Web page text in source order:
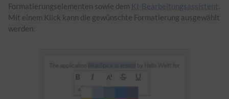
Formatierungselementen sowie dem KI-Bearbeitungsassistent
Mit einem Klick kann die gewünschte Formatierung ausgewählt
werden: